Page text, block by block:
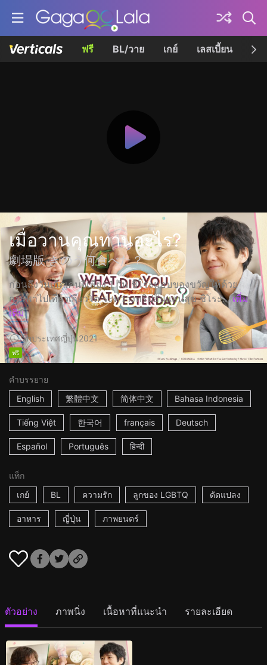
ฟรี BL/วาย เกย์ เลสเบี้ยน เค
เมื่อวานคุณทานอะไร?
劇場版 きのう何食べた？
ก่อนถึงวันเกิดเคนจิเพียง 1 วัน ชิโระมอบของขวัญให้ด้วย
การพาไปเที่ยวเกียวโต ระหว่างทริปอันแสนสุข ชิโระ... เพิ่ม
เติม
2hประเทศญี่ปุ่น2021
ฟรี
คำบรรยาย
English
繁體中文 简体中文 Bahasa Indonesia
Tiếng Việt 한국어 français Deutsch
Español Português हिन्दी
แท็ก
เกย์
BL ความรัก ลูกของ LGBTQ ดัดแปลง
อาหาร ญี่ปุ่น ภาพยนตร์
ตัวอย่าง ภาพนิ่ง เนื้อหาที่แนะนำ รายละเอียด